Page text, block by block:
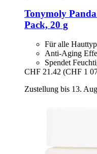
Tonymoly
Pack, 20 g
Für alle
Anti-Aging
Spendet
CHF 21.42 (CHF 1
Zustellung bis 13.